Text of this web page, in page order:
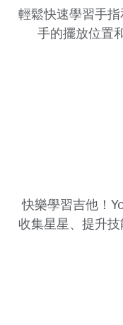
輕鬆快速學習手
手的擺放位置
快樂學習吉他！
收集星星、提升